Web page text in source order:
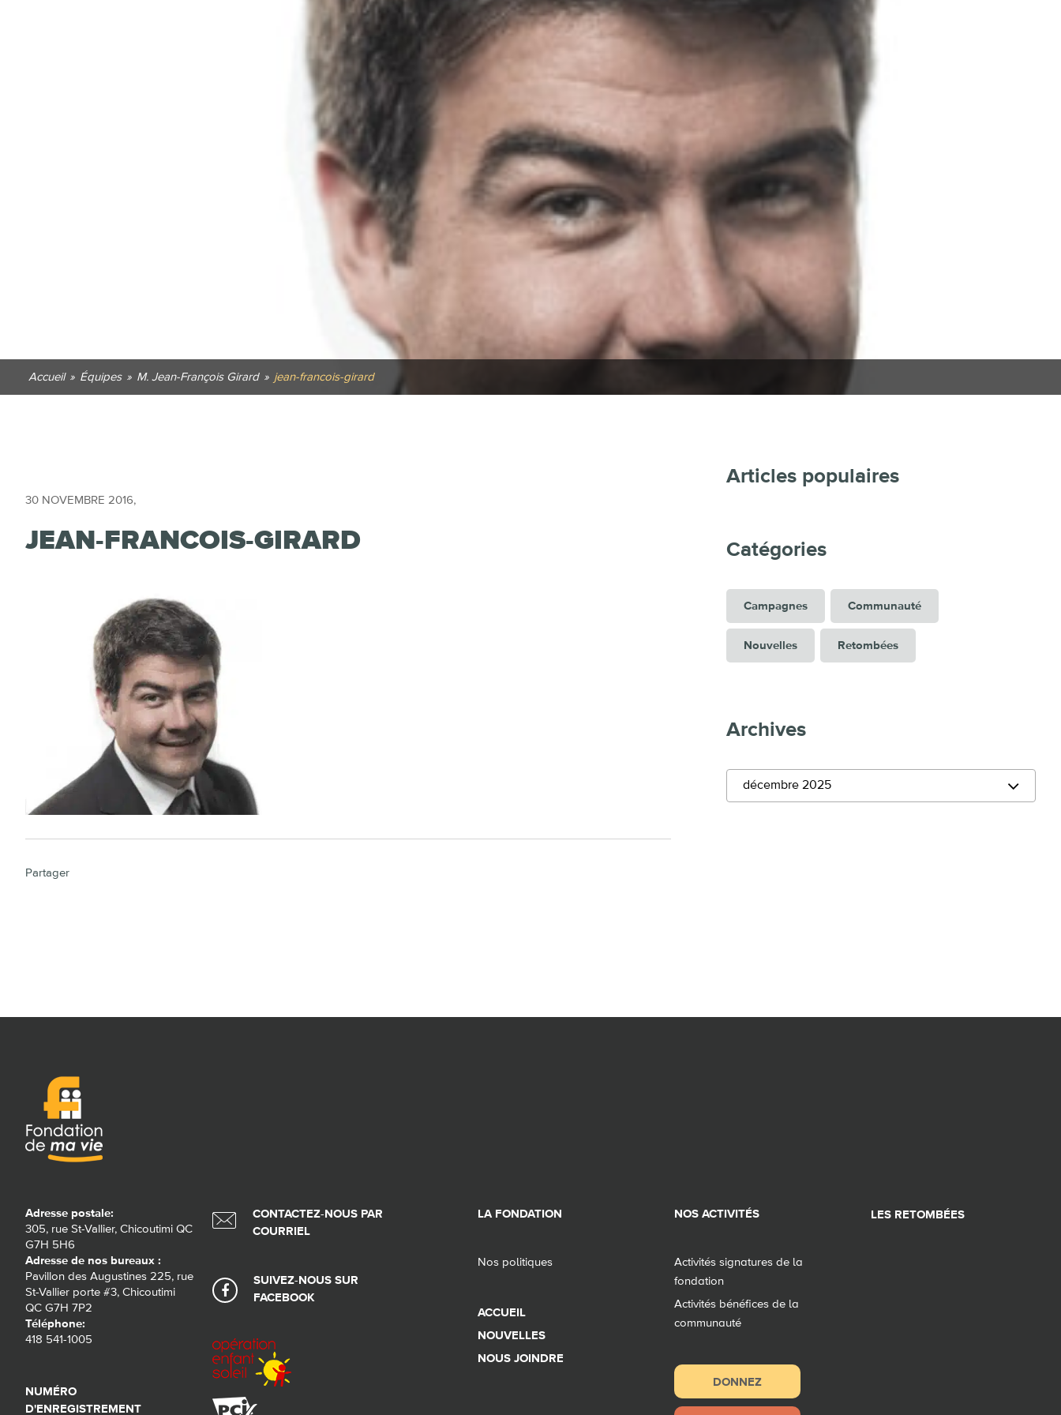
Accueil » Équipes » M. Jean-François Girard » jean-francois-girard
30 NOVEMBRE 2016,
JEAN-FRANCOIS-GIRARD
Partager
Articles populaires
Catégories
Campagnes Communauté
Nouvelles Retombées
Archives
décembre 2025
Adresse postale:
305, rue St-Vallier, Chicoutimi QC
G7H 5H6
Adresse de nos bureaux :
Pavillon des Augustines 225, rue
St-Vallier porte #3, Chicoutimi
QC G7H 7P2
Téléphone:
418 541-1005
NUMÉRO
D'ENREGISTREMENT
CONTACTEZ-NOUS PAR
COURRIEL
SUIVEZ-NOUS SUR
FACEBOOK
LA FONDATION
Nos politiques
ACCUEIL
NOUVELLES
NOUS JOINDRE
NOS ACTIVITÉS
Activités signatures de la
fondation
Activités bénéfices de la
communauté
DONNEZ
LES RETOMBÉES